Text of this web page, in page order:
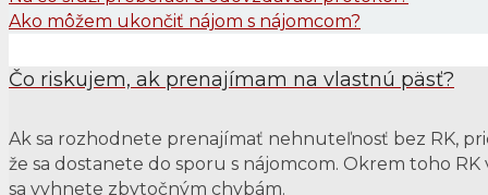
Ako môžem ukončiť nájom s nájomcom?
Čo riskujem, ak prenajímam na vlastnú päsť?
Ak sa rozhodnete prenajímať nehnuteľnosť bez RK,
že sa dostanete do sporu s nájomcom. Okrem toho
sa vyhnete zbytočným chybám.